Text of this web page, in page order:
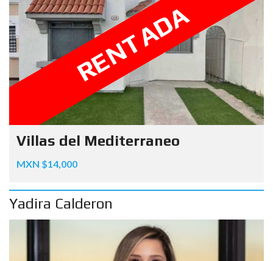
RENTADA
Villas del Mediterraneo
MXN $14,000
Yadira Calderon